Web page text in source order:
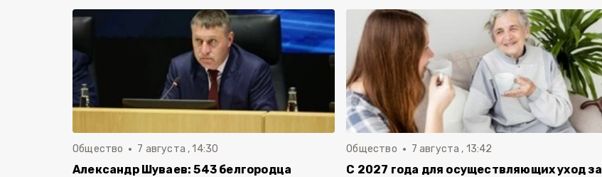
Общество 7 августа , 14:30
Александр Шуваев: 543 белгородца
Общество 7 августа , 13:42
С 2027 года для осуществляющих уход за